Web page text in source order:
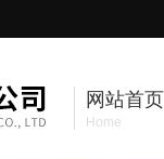
网站首页
Home